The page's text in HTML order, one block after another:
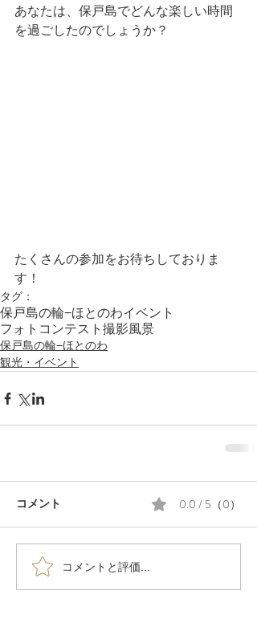
あなたは、保戸島でどんな楽しい時間
を過ごしたのでしょうか？
たくさんの参加をお待ちしておりま
す！
タグ：
保戸島の輪−ほとのわイベント
フォトコンテスト 撮影風景
保戸島の輪−ほとのわ
観光・イベント
コメント 0.0 / 5（0）
コメントと評価...